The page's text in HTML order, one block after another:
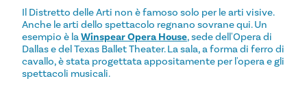
Il Distretto delle Arti non è famoso solo per le arti visive.
Anche le arti dello spettacolo regnano sovrane qui. Un
esempio è laWinspear Opera House, sede dell'Opera di
Dallas e del Texas Ballet Theater. La sala, a forma di ferro di
cavallo, è stata progettata appositamente per l'opera e gli
spettacoli musicali.